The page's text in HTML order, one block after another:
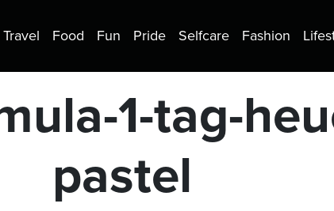
Travel Food Fun Pride Selfcare Fashion
1-tag-
pastel